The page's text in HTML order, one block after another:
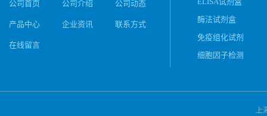
公司首页 公司介绍 公司动态
产品中心 企业资讯 联系方式
在线留言
酶法试剂盒
免疫组化试剂
细胞因子检测
上